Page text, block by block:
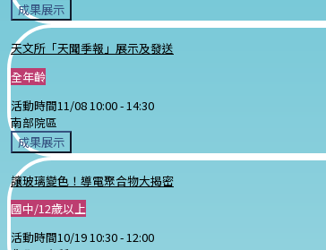
成果展示
天文所「天聞季報」展示及發送
全年齡
活動時間11/08 10:00 -14:30
南部院區
成果展示
讓玻璃變色！導電聚合物大揭密
國中/12歲以上
活動時間10/19 10:30 -12:00